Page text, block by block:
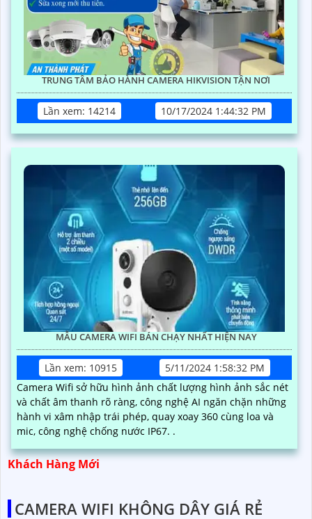
TRUNG TÂM BẢO HÀNH CAMERA HIKVISION TẬN NƠI
Lần xem: 14214 10/17/2024 1:44:32 PM
MẪU CAMERA WIFI BÁN CHẠY NHẤT HIỆN NAY
Lần xem: 10915
5/11/2024 1:58:32 PM
Camera Wifi sở hữu hình ảnh chất lượng hình ảnh sắc nét
và chất âm thanh rõ ràng, công nghệ AI ngăn chặn những
hành vi xâm nhập trái phép, quay xoay 360 cùng loa và
mic, công nghệ chống nước IP67. .
Khách Hàng Mới
CAMERA WIFI KHÔNG DÂY GIÁ RẺ